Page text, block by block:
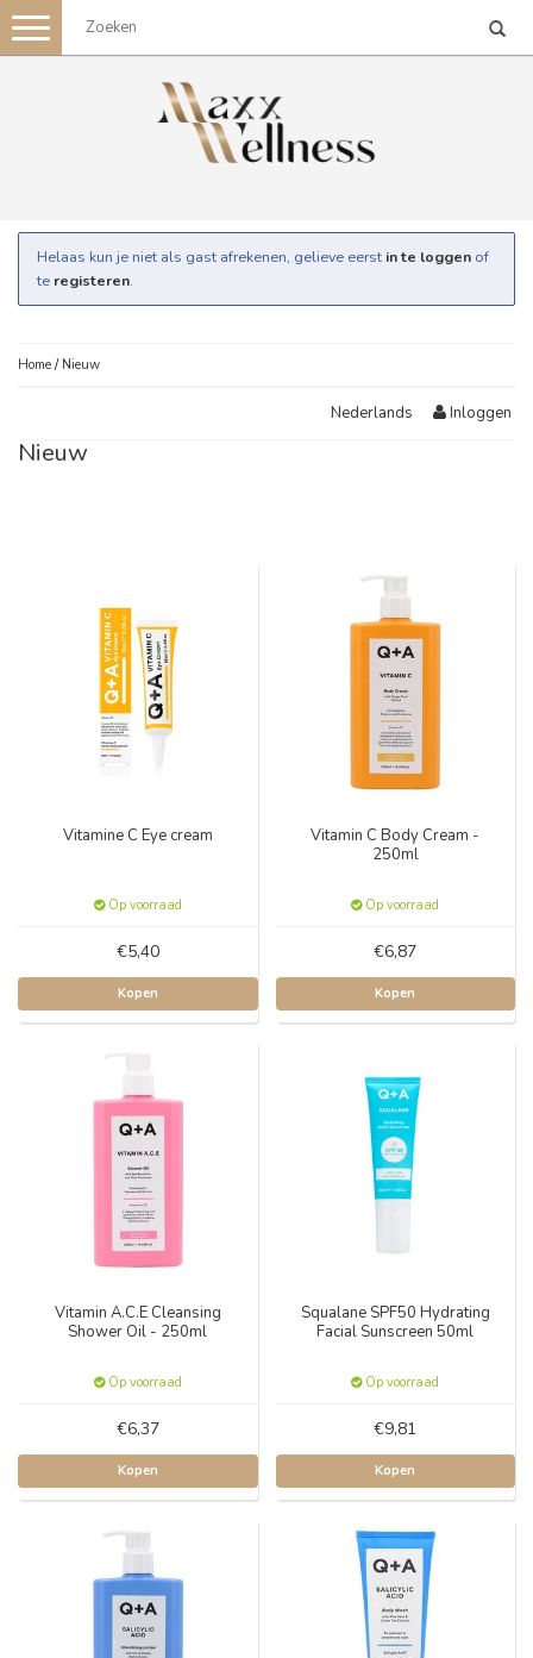
Toggle
navigation
Helaas kun je niet als gast afrekenen, gelieve eerst in te loggen of
te registeren.
Home / Nieuw
Nederlands Inloggen
Nieuw
Vitamine C Eye cream
Op voorraad
€5,40
Kopen
Vitamin C Body Cream -
250ml
Op voorraad
€6,87
Kopen
Vitamin A.C.E Cleansing
Shower Oil - 250ml
Op voorraad
€6,37
Kopen
Squalane SPF50 Hydrating
Facial Sunscreen 50ml
Op voorraad
€9,81
Kopen